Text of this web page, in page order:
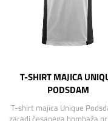
T-SHIRT MAJICA
PODSDAM
T-shirt majica Unique
zaradi česanega bombaža